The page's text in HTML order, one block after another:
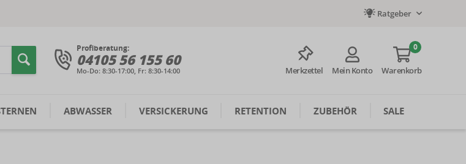
Ratgeber
Profiberatung:
04105 56 155 60
Mo-Do: 8:30-17:00, Fr: 8:30-14:00 Merkzettel Mein Konto
0
Warenkorb
ABWASSER VERSICKERUNG RETENTION ZUBEHÖR SALE